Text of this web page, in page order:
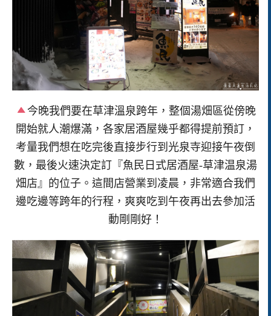
今晚我們要在草津溫泉跨年，整個湯畑區從傍晚
開始就人潮爆滿，各家居酒屋幾乎都得提前預訂，
考量我們想在吃完後直接步行到光泉寺迎接午夜倒
數，最後火速決定訂『魚民日式居酒屋-草津温泉湯
畑店』的位子。這間店營業到凌晨，非常適合我們
邊吃邊等跨年的行程，爽爽吃到午夜再出去參加活
動剛剛好！